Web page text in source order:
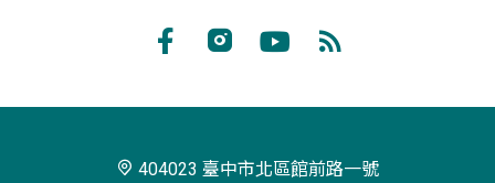
閱
404023 臺中市北區館前路一號